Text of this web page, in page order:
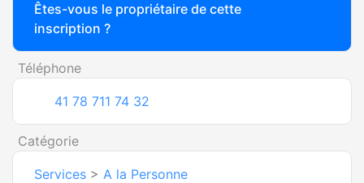
Êtes-vous le propriétaire de cette
inscription ?
Téléphone
41 78 711 74 32
Catégorie
Services > A la Personne